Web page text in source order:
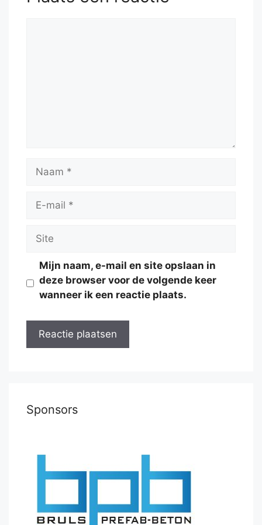
Naam
Site
Mijn naam, e-mail en site opslaan in
deze browser voor de volgende keer
wanneer ik een reactie plaats.
Sponsors